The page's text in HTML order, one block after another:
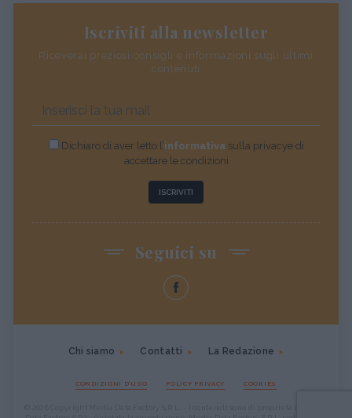
Iscriviti alla newsletter
Riceverai preziosi consigli e informazioni sugli ultimi
contenuti
Dichiaro di aver letto l’informativasulla privacye di
accettare le condizioni
ISCRIVITI
Seguici su
Chi siamo Contatti La Redazione
CONDIZIONI D'USO POLICY PRIVACY COOKIES